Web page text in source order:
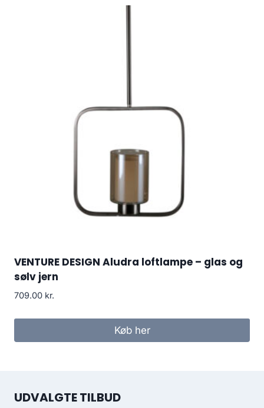
VENTURE DESIGN Aludra loftlampe – glas og
sølv jern
709.00 kr.
Køb her
UDVALGTE TILBUD